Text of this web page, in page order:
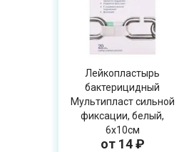
Лейкопластырь
бактерицидный
Мультипласт сильной
фиксации, белый,
6х10см
от 14 ₽